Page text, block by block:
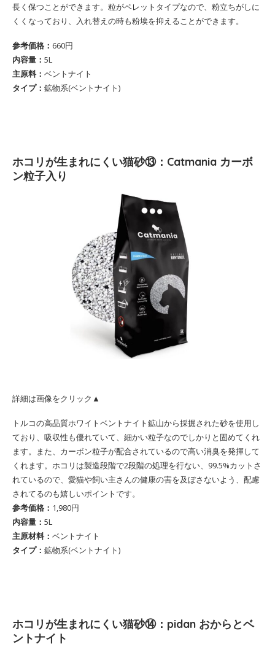
長く保つことができます。粒がペレットタイプなので、粉立ちがしに
くくなっており、入れ替えの時も粉埃を抑えることができます。
参考価格： 660円
内容量： 5L
主原料： ベントナイト
タイプ： 鉱物系(‎ベントナイト)
ホコリが生まれにくい猫砂⑬：Catmania カーボ
ン粒子入り
詳細は画像をクリック▲
トルコの高品質ホワイトベントナイト鉱山から採掘された砂を使用し
ており、吸収性も優れていて、細かい粒子なのでしかりと固めてくれ
ます。また、カーボン粒子が配合されているので高い消臭を発揮して
くれます。ホコリは製造段階で2段階の処理を行ない、99.5%カットさ
れているので、愛猫や飼い主さんの健康の害を及ぼさないよう、配慮
されてるのも嬉しいポイントです。
参考価格： 1,980円
内容量： 5L
主原材料： ベントナイト
タイプ： 鉱物系(‎ベントナイト)
ホコリが生まれにくい猫砂⑭：pidan おからとベ
ントナイト